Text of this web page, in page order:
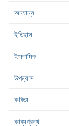
অন্যান্য
ইতিহাস
ইসলামিক
উপন্যাস
কবিতা
কাব্যগ্রন্থ